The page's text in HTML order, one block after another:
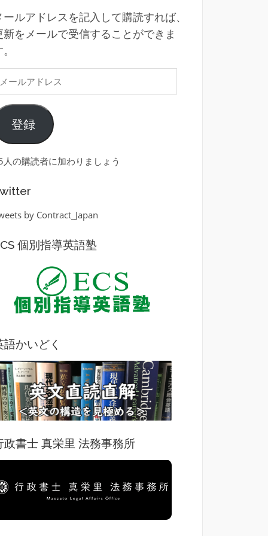
ールアドレスを記入して購読すれば、
新をメールで受信することができま
登録
人の購読者に加わりましょう
by Contract_Japan
個別指導英語塾
語かいどく
政書士 真栄里 法務事務所